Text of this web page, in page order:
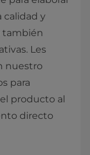
calidad y
también
Les
nuestro
para
producto al
directo